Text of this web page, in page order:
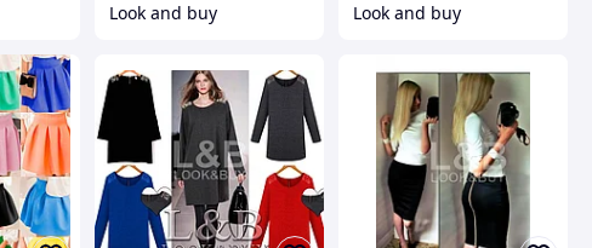
Look and buy Look and buy